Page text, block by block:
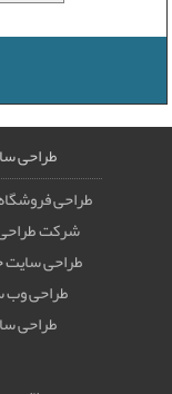
طراحی
طراحی
شرکت
طراحی سایت
طراحی
طراحی